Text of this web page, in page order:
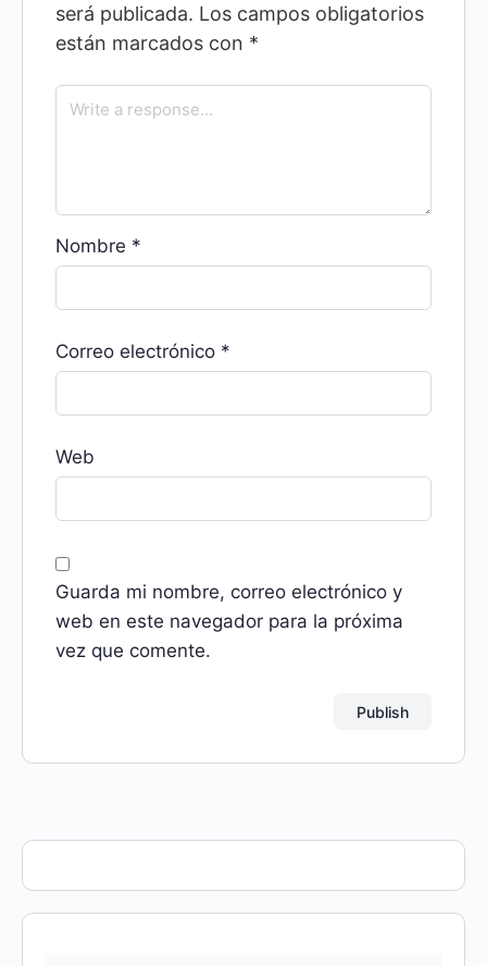
será publicada. Los campos obligatorios
están marcados con *
Nombre *
Correo electrónico *
Web
Guarda mi nombre, correo electrónico y
web en este navegador para la próxima
vez que comente.